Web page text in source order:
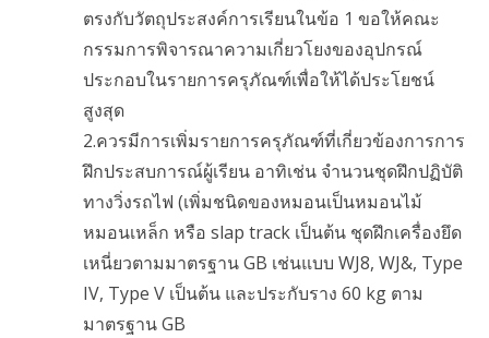
ตรงกับวัตถุประสงค์การเรียนในข้อ 1 ขอให้คณะ
กรรมการพิจารณาความเกี่ยวโยงของอุปกรณ์
ประกอบในรายการครุภัณฑ์เพื่อให้ได้ประโยชน์
สูงสุด
2.ควรมีการเพิ่มรายการครุภัณฑ์ที่เกี่ยวข้องการการ
ฝึกประสบการณ์ผู้เรียน อาทิเช่น จำนวนชุดฝึกปฏิบัติ
ทางวิ่งรถไฟ (เพิ่มชนิดของหมอนเป็นหมอนไม้
หมอนเหล็ก หรือ slap track เป็นต้น ชุดฝึกเครื่องยึด
เหนี่ยวตามมาตรฐาน GB เช่นแบบ WJ8, WJ&, Type
IV, Type V เป็นต้น และประกับราง 60 kg ตาม
มาตรฐาน GB